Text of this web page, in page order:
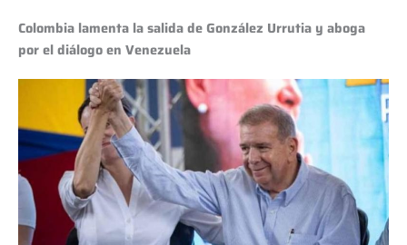
Colombia lamenta la salida de González Urrutia y aboga
por el diálogo en Venezuela